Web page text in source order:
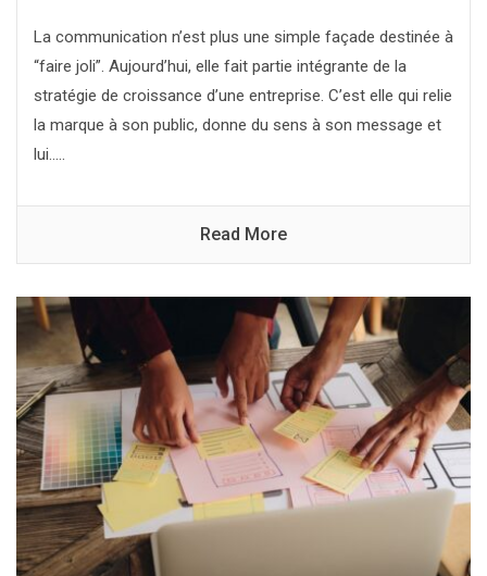
La communication n’est plus une simple façade destinée à
“faire joli”. Aujourd’hui, elle fait partie intégrante de la
stratégie de croissance d’une entreprise. C’est elle qui relie
la marque à son public, donne du sens à son message et
lui.....
Read More